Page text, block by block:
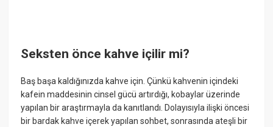
Seksten önce kahve içilir mi?
Baş başa kaldığınızda kahve için. Çünkü kahvenin içindeki
kafein maddesinin cinsel gücü artırdığı, kobaylar üzerinde
yapılan bir araştırmayla da kanıtlandı. Dolayısıyla ilişki öncesi
bir bardak kahve içerek yapılan sohbet, sonrasında ateşli bir